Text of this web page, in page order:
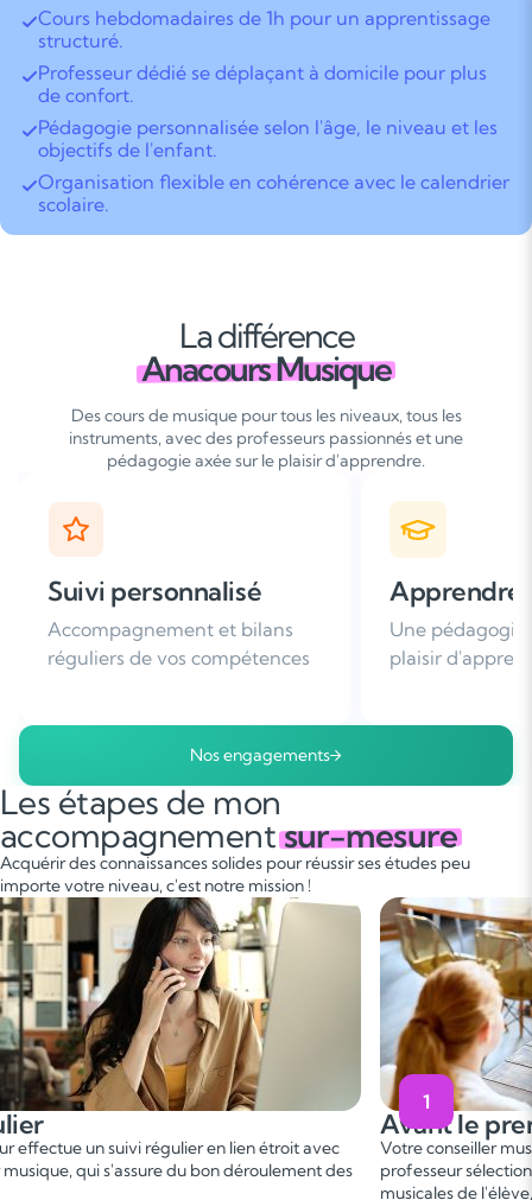
Cours hebdomadaires de 1h pour un apprentissage
structuré.
Professeur dédié se déplaçant à domicile pour plus
de confort.
Pédagogie personnalisée selon l'âge, le niveau et les
objectifs de l'enfant.
Organisation flexible en cohérence avec le calendrier
scolaire.
La différence
Anacours Musique
Des cours de musique pour tous les niveaux, tous les
instruments, avec des professeurs passionnés et une
pédagogie axée sur le plaisir d'apprendre.
Apprendre avec plaisir
Une pédagogie basée sur le
plaisir d'apprendre
Plus de 96% de
nous
Nos engagements
Les étapes de mon
accompagnementsur-mesure
Acquérir des connaissances solides pour réussir ses études peu
importe votre niveau, c'est notre mission !
cours
musique vous met en relation avec un
en fonction des besoins et aspirations
Pendant
Ce 1ercours
besoins. On fixe
programme